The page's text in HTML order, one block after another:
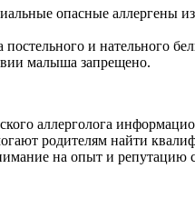
опасные аллергены
постельного и нательного
малыша запрещено.
аллерголога
родителям найти
на опыт и репутацию